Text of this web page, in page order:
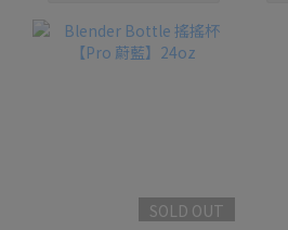
SOLD OUT